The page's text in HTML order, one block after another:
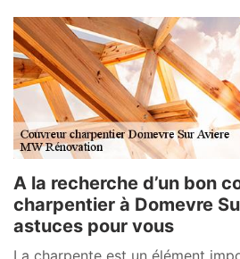
A la recherche d’un bon
charpentier à Domevre
astuces pour vous
La charpente est un élément